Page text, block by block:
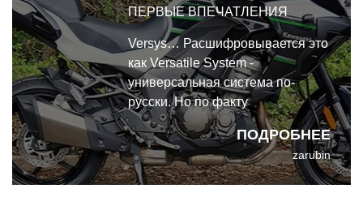
ПЕРВЫЕ ВПЕЧАТЛЕНИЯ
ПОДРОБНЕЕ
Versys… Расшифровывается это
как Versatile System -
универсальная система по-
русски. Но по факту
универсальность этого
мотоцикла заключается в том,
что он способен ехать по любой
дороге. Когда-то у меня был KTM
zarubin